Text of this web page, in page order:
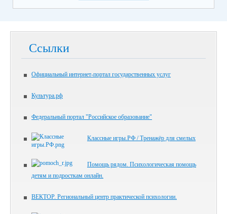
Ссылки
Официальный интернет-портал государственных услуг
Культура.рф
Федеральный портал "Российское образование"
Классные игры.РФ / Тренажёр для смелых
Помощь рядом. Психологическая помощь
детям и подросткам онлайн.
ВЕКТОР. Региональный центр практической психологии.